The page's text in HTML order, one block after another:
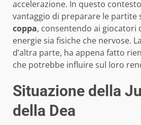
accelerazione. In questo
vantaggio di preparare le partite
coppa, consentendo ai giocatori
energie sia fisiche che nervose. La
d’altra parte, ha appena fatto
che potrebbe influire sul loro
Situazione della
della Dea